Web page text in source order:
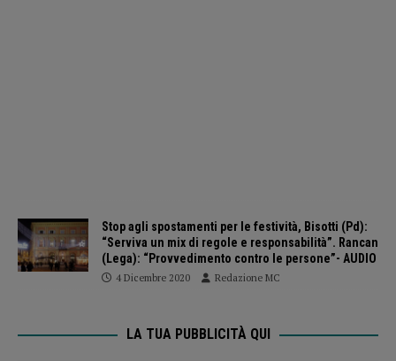
Stop agli spostamenti per le festività, Bisotti (Pd):
“Serviva un mix di regole e responsabilità”. Rancan
(Lega): “Provvedimento contro le persone”- AUDIO
4 Dicembre 2020 Redazione MC
LA TUA PUBBLICITÀ QUI